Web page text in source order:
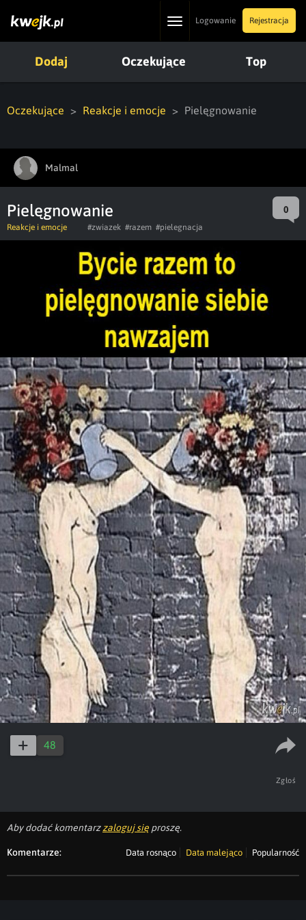
ToggleLogowanie Rejestracja
Dodaj Oczekujące Top
Oczekujące Reakcje i emocje Pielęgnowanie
Malmal
Pielęgnowanie 0
Reakcje i emocje #zwiazek #razem #pielegnacja
48
Zgłoś
Aby dodać komentarzzaloguj się proszę.
Komentarze: Data rosnąco Data malejąco Popularność